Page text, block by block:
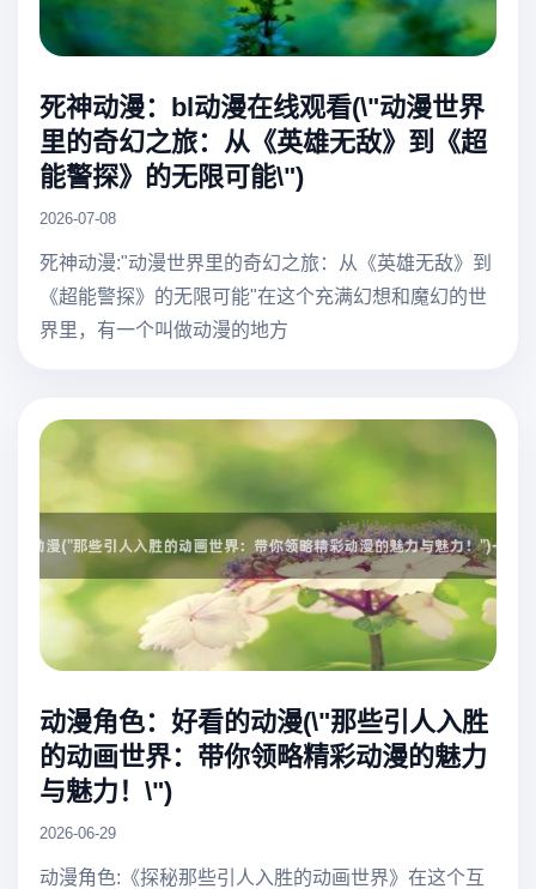
死神动漫：bl动漫在线观看(\"动漫世界
里的奇幻之旅：从《英雄无敌》到《超
能警探》的无限可能\")
2026-07-08
死神动漫:"动漫世界里的奇幻之旅：从《英雄无敌》到
《超能警探》的无限可能"在这个充满幻想和魔幻的世
界里，有一个叫做动漫的地方
动漫角色：好看的动漫(\"那些引人入胜
的动画世界：带你领略精彩动漫的魅力
与魅力！\")
2026-06-29
动漫角色:《探秘那些引人入胜的动画世界》在这个互